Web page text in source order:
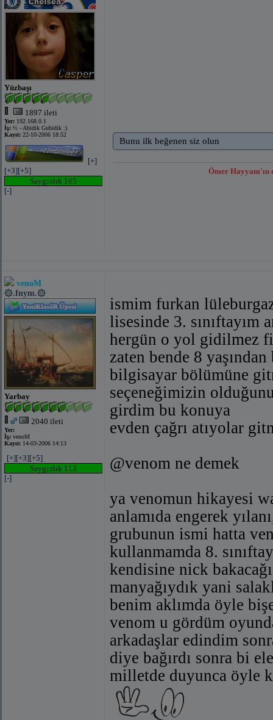
Yüzbaşı
1897 ileti
Yer: 192.168.0.1
İş: ½ - Abidik Gubidik :)
Kayıt: 22-10-2006 18:52
[+]
[+3][+5]
Saygınlık 165
[-]
Bunu ilk beğenen siz olun
Ömer Hayyam'ın
venoM
۞.fnym.۞
Yarbay
2040 ileti
Yer:
İş: venoM
Kayıt: 14-03-2006 14:13
[+][+3][+5]
Saygınlık 113
[-]
ismim furkan
lisesinde 3. sınıftayım
hergün o yol gidilmez
zaten bende 8
bilgisayar bölümüne
seçeneğimizin
girdim bu konuya
evden çağrı atıyolar
@venom ne demek
ya venomun hikayesi
anlamıda engerek
grubunun ismi hatta
kullanmamda 8.
kendisine nick
manyağıydık yani
benim aklımda öyle
venom u gördüm
arkadaşlar edindim
diye bağırdı sonra bi
milletde duyunca öyle